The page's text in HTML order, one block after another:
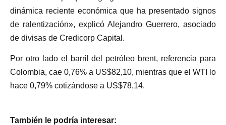
dinámica reciente económica que ha presentado signos
de ralentización», explicó Alejandro Guerrero, asociado
de divisas de Credicorp Capital.
Por otro lado el barril del petróleo brent, referencia para
Colombia, cae 0,76% a US$82,10, mientras que el WTI lo
hace 0,79% cotizándose a US$78,14.
También le podría interesar: